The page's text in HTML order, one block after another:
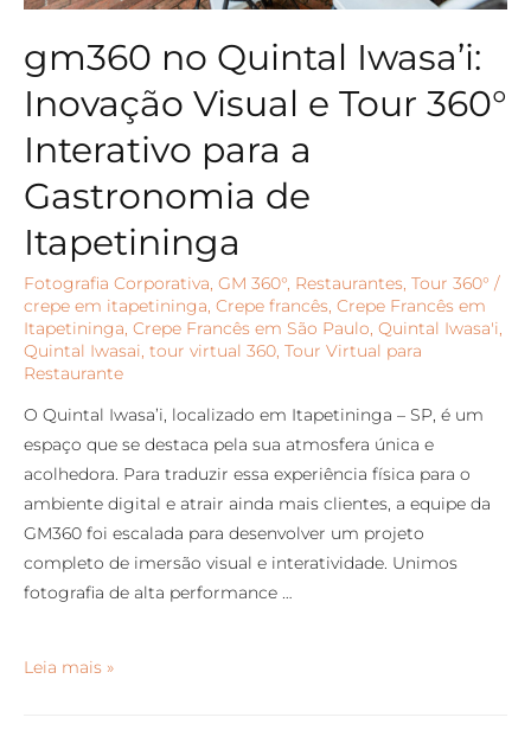
gm360 no Quintal Iwasa’i:
Inovação Visual e Tour 360°
Interativo para a
Gastronomia de
Itapetininga
Fotografia Corporativa GM 360° Restaurantes Tour 360° /
crepe em itapetininga Crepe francês Crepe Francês em
Itapetininga Crepe Francês em São Paulo Quintal Iwasa'i
Quintal Iwasai tour virtual 360 Tour Virtual para
Restaurante
O Quintal Iwasa’i, localizado em Itapetininga – SP, é um
espaço que se destaca pela sua atmosfera única e
acolhedora. Para traduzir essa experiência física para o
ambiente digital e atrair ainda mais clientes, a equipe da
GM360 foi escalada para desenvolver um projeto
completo de imersão visual e interatividade. Unimos
fotografia de alta performance …
Leia mais »